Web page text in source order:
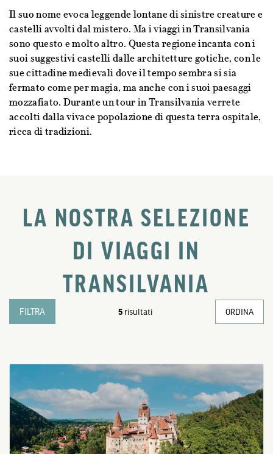
Il suo nome evoca leggende lontane di sinistre creature e
castelli avvolti dal mistero. Ma i viaggi in Transilvania
sono questo e molto altro. Questa regione incanta con i
suoi suggestivi castelli dalle architetture gotiche, con le
sue cittadine medievali dove il tempo sembra si sia
fermato come per magia, ma anche con i suoi paesaggi
mozzafiato. Durante un tour in Transilvania verrete
accolti dalla vivace popolazione di questa terra ospitale,
ricca di tradizioni.
LA NOSTRA SELEZIONE
DI VIAGGI IN
TRANSILVANIA
FILTRA 5 risultati ORDINA